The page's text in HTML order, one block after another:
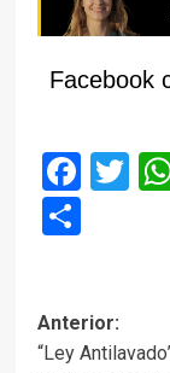
Facebook
Anterior:
“Ley